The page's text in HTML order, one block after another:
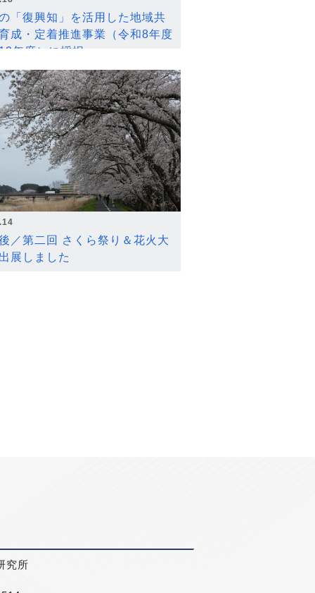
「復興知」を活用した地域共
成・定着推進事業（令和8年度
年度）に採択
／第二回 さくら祭り＆花火大
展しました
究所